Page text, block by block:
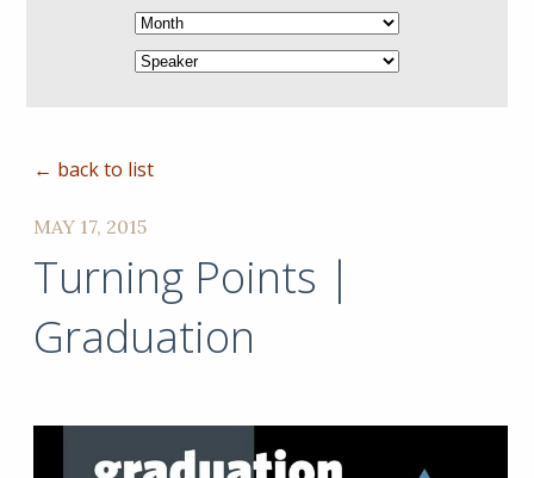
← back to list
MAY 17, 2015
Turning Points |
Graduation